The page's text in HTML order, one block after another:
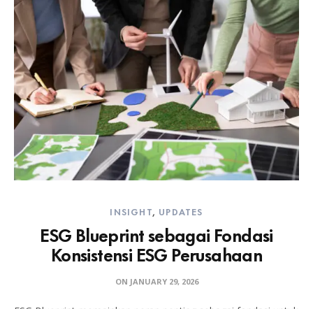
INSIGHT, UPDATES
ESG Blueprint sebagai Fondasi
Konsistensi ESG Perusahaan
ON JANUARY 29, 2026